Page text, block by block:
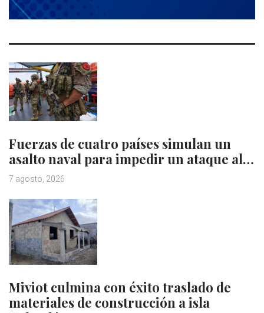
Fuerzas de cuatro países simulan un
asalto naval para impedir un ataque al…
7 agosto, 2026
Miviot culmina con éxito traslado de
materiales de construcción a isla